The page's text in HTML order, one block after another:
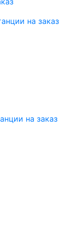
на заказ
на заказ